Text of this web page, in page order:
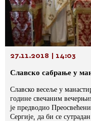
27.11.2018 | 14:03
Славско сабрање у
Славско весеље у
године свечаним
је предводио
Сергије, да би се